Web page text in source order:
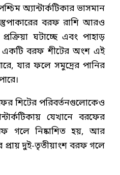
অ্যান্টার্কটিকার ভাসমান
বরফ রাশি আরও
ঘটাচ্ছে এবং পাহাড়
একটি বরফ শীটের অংশ এই
যার ফলে সমুদ্রের পানির
শিটের পরিবর্তনগুলোকেও
যেখানে বরফের
গলে নিষ্কাশিত হয়, আর
প্রায় দুই-তৃতীয়াংশ বরফ গলে